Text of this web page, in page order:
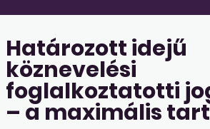
Határozott idejű
köznevelési
foglalkoztatotti
– a maximális